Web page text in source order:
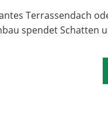
Terrassendach
spendet Schatten